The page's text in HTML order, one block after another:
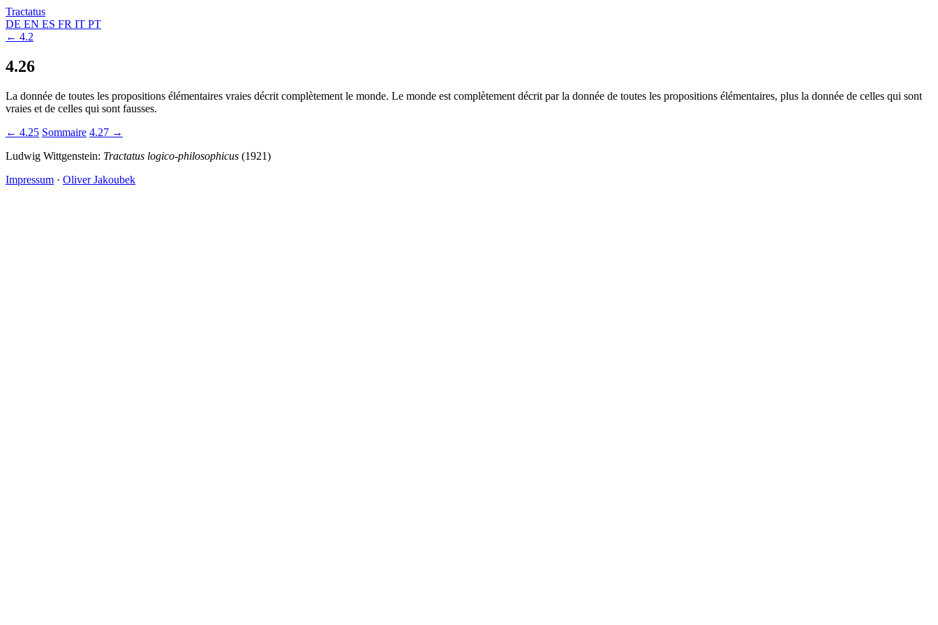
Tractatus
DE EN ES FR IT PT
← 4.2
4.26
La donnée de toutes les propositions élémentaires vraies décrit complètement le monde. Le monde est complètement décrit par la donnée de toutes les propositions élémentaires, plus la donnée de celles qui sont
vraies et de celles qui sont fausses.
← 4.25 Sommaire 4.27 →
Ludwig Wittgenstein: Tractatus logico-philosophicus (1921)
Impressum · Oliver Jakoubek